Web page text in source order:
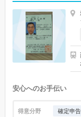
安心へのお手伝い
得意分野 確定申告